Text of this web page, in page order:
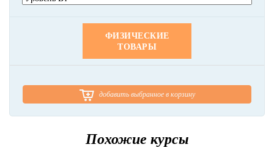
ФИЗИЧЕСКИЕ
ТОВАРЫ
добавить выбранное в корзину
Похожие курсы